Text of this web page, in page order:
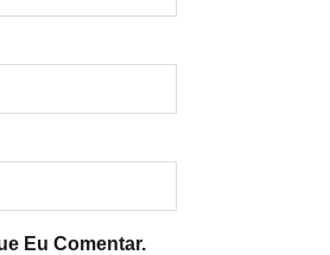
Eu Comentar.